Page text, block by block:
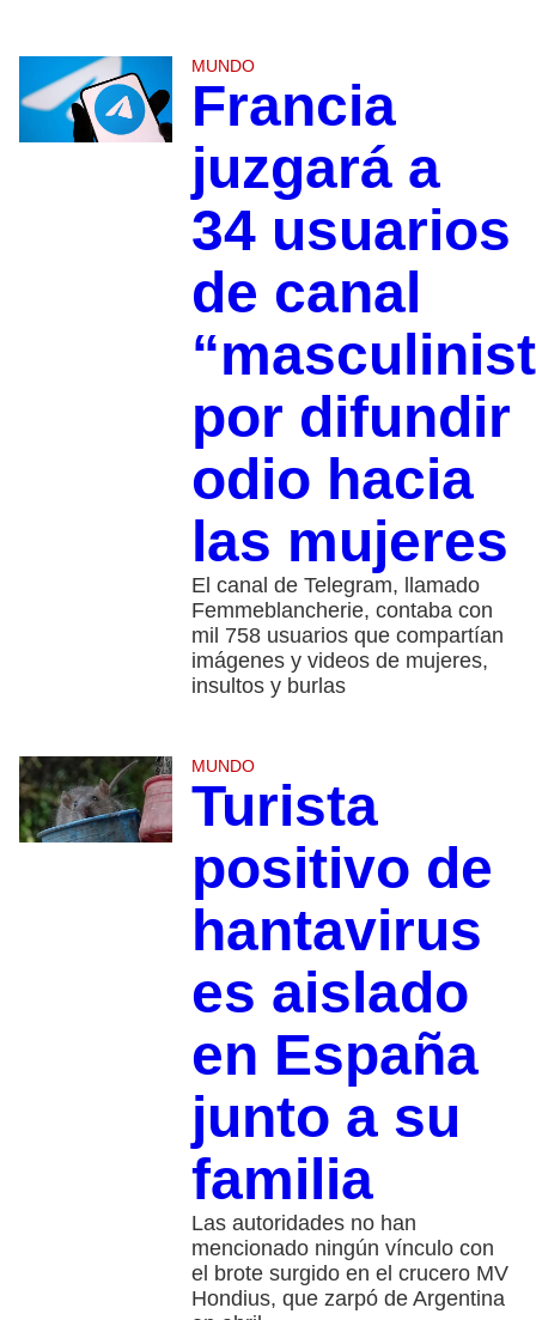
MUNDO
Francia
juzgará a
34 usuarios
de canal
por difundir
odio hacia
las mujeres
El canal de Telegram, llamado
Femmeblancherie, contaba con
mil 758 usuarios que compartían
imágenes y videos de mujeres,
insultos y burlas
MUNDO
Turista
positivo de
hantavirus
es aislado
en España
junto a su
familia
Las autoridades no han
mencionado ningún vínculo con
el brote surgido en el crucero MV
Hondius, que zarpó de Argentina